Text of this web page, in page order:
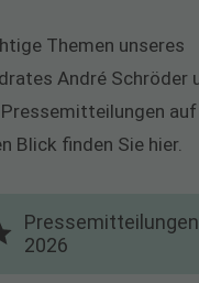
Themen unseres
André Schröder
auf
Blick finden Sie hier.
Pressemitteilungen
2026